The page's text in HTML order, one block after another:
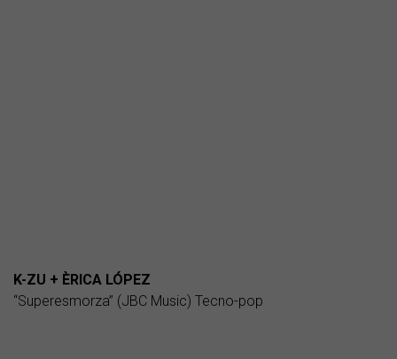
K-ZU + ÈRICA LÓPEZ
“Superesmorza” (JBC Music) Tecno-pop